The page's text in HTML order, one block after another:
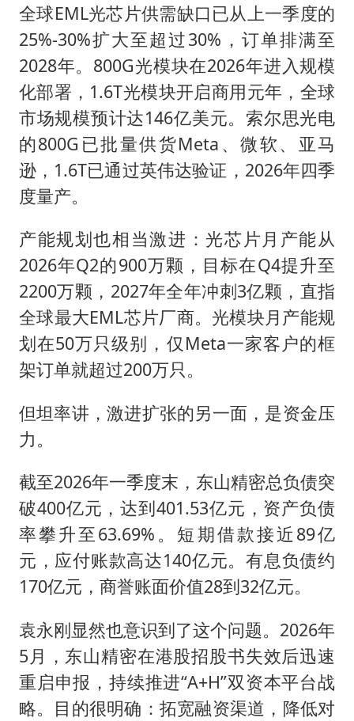
全球EML光芯片供需缺口已从上一季度的
25%-30%扩大至超过30%，订单排满至
2028年。800G光模块在2026年进入规模
化部署，1.6T光模块开启商用元年，全球
市场规模预计达146亿美元。索尔思光电
的800G已批量供货Meta、微软、亚马
逊，1.6T已通过英伟达验证，2026年四季
度量产。
产能规划也相当激进：光芯片月产能从
2026年Q2的900万颗，目标在Q4提升至
2200万颗，2027年全年冲刺3亿颗，直指
全球最大EML芯片厂商。光模块月产能规
划在50万只级别，仅Meta一家客户的框
架订单就超过200万只。
但坦率讲，激进扩张的另一面，是资金压
力。
截至2026年一季度末，东山精密总负债突
破400亿元，达到401.53亿元，资产负债
率攀升至63.69%。短期借款接近89亿
元，应付账款高达140亿元。有息负债约
170亿元，商誉账面价值28到32亿元。
袁永刚显然也意识到了这个问题。2026年
5月，东山精密在港股招股书失效后迅速
重启申报，持续推进“A+H”双资本平台战
略。目的很明确：拓宽融资渠道，降低对